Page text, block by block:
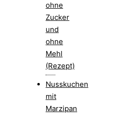
ohne
Zucker
und
ohne
Mehl
(Rezept)
Nusskuchen
mit
Marzipan